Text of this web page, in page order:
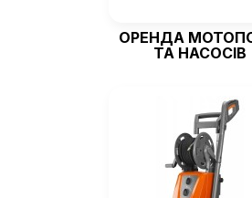
ОРЕНДА
ТА НАСОСІВ